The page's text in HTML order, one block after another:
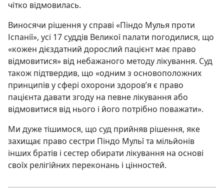
чітко відмовилась.
Виносячи рішення у справі «Піндо Мулья проти
Іспанії», усі 17 суддів Великої палати погодилися, що
«кожен дієздатний дорослий пацієнт має право
відмовитися» від небажаного методу лікування. Суд
також підтвердив, що «одним з основоположних
принципів у сфері охорони здоров’я є право
пацієнта давати згоду на певне лікування або
відмовитися від нього і його потрібно поважати».
Ми дуже тішимося, що суд прийняв рішення, яке
захищає право сестри Піндо Мульї та мільйонів
інших братів і сестер обирати лікування на основі
своїх релігійних переконань і цінностей.